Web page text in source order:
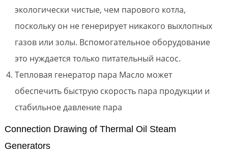
экологически чистые, чем парового котла,
поскольку он не генерирует никакого выхлопных
газов или золы. Вспомогательное оборудование
это нуждается только питательный насос.
Тепловая генератор пара Масло может
обеспечить быструю скорость пара продукции и
стабильное давление пара
Connection Drawing of Thermal Oil Steam
Generators